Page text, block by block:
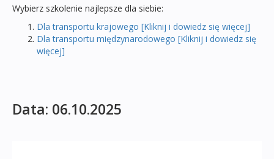
Wybierz szkolenie najlepsze dla siebie:
Dla transportu krajowego [Kliknij i dowiedz się więcej]
Dla transportu międzynarodowego [Kliknij i dowiedz się
więcej]
Data: 06.10.2025